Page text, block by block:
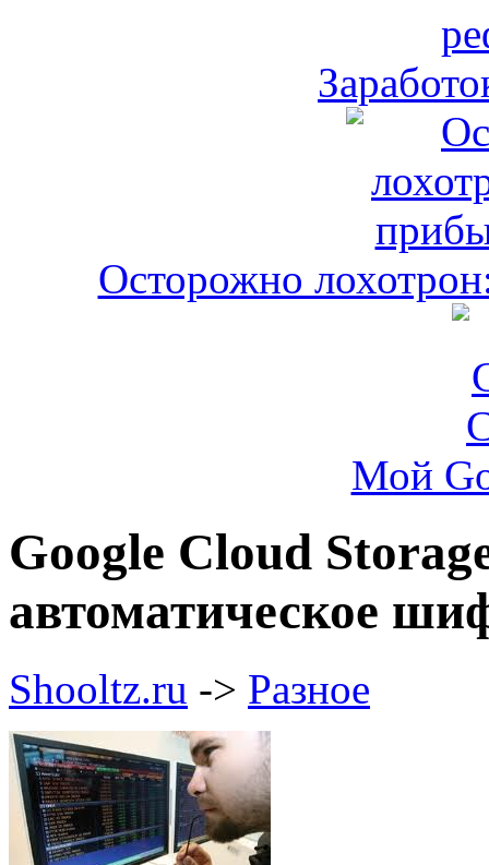
Осторожно
Мой
Google Cloud
автоматическое
Shooltz.ru -> Разное